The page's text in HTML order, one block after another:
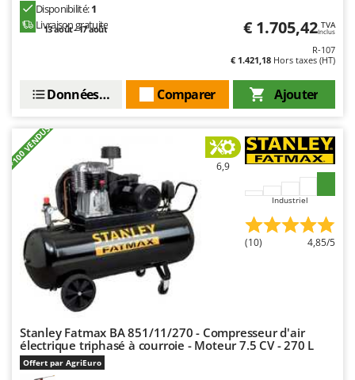
Disponibilité:1
Livraison gratuite
13 août - 17 août € 1.705,42 TVA
Inclus
R-107
€ 1.421,18 Hors taxes (HT)
Ajouter
Comparer
Données techniques
+100 VENDUS 6,9
Industriel
(10) 4,85/5
Stanley Fatmax BA 851/11/270 - Compresseur d'air
électrique triphasé à courroie - Moteur 7.5 CV - 270 L
Offert par AgriEuro